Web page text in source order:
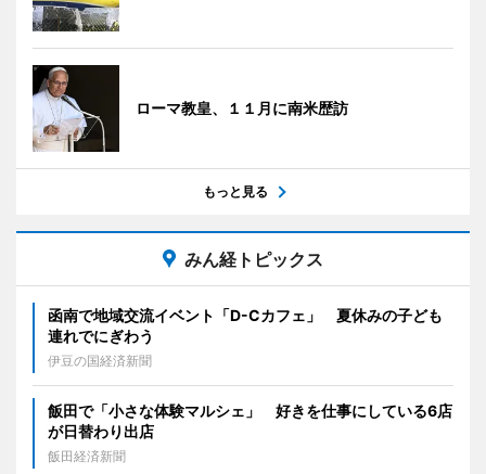
ローマ教皇、１１月に南米歴訪
もっと見る
みん経トピックス
函南で地域交流イベント「D-Cカフェ」 夏休みの子ども
連れでにぎわう
伊豆の国経済新聞
飯田で「小さな体験マルシェ」 好きを仕事にしている6店
が日替わり出店
飯田経済新聞